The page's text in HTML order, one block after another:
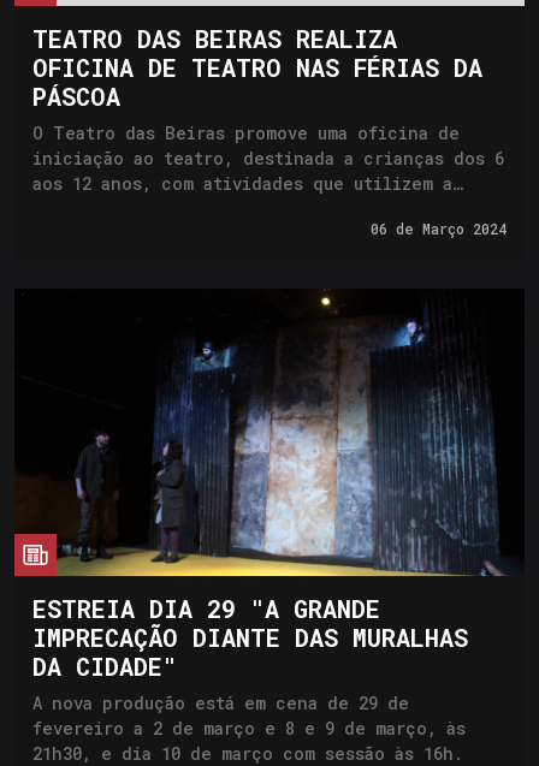
dramaturgo brasileiro Joracy Camargo (1898-
1973), que, tendo sido “aprovada”, sofreu ainda
assim uma tal quantidade de cortes que tornavam
Arquivo Ephemera possui o exemplar “autorizado”
— em que assenta esta exposição —, no qual é
possível verificar os cortes dos censores e
compreender a mentalidade e os objectivos de
TEATRO DAS BEIRAS REALIZA
OFICINA DE TEATRO NAS FÉRIAS DA
PÁSCOA
O Teatro das Beiras promove uma oficina de
iniciação ao teatro, destinada a crianças dos 6
aos 12 anos, com atividades que utilizem a
06 de Março 2024
ESTREIA DIA 29 "A GRANDE
IMPRECAÇÃO DIANTE DAS MURALHAS
DA CIDADE"
A nova produção está em cena de 29 de
fevereiro a 2 de março e 8 e 9 de março, às
21h30, e dia 10 de março com sessão às 16h.